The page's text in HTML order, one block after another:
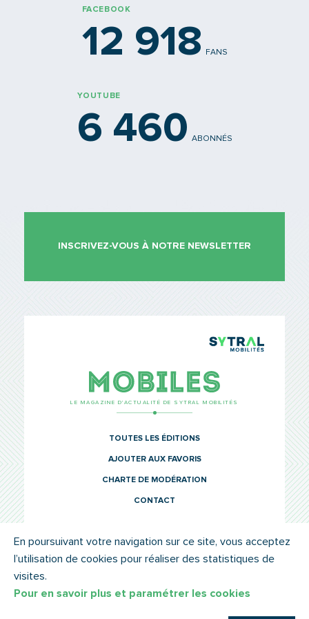
FACEBOOK
12 918 FANS
YOUTUBE
6 460 ABONNÉS
INSCRIVEZ-VOUS À NOTRE NEWSLETTER
LE MAGAZINE D’ACTUALITÉ DE SYTRAL MOBILITÉS
TOUTES LES ÉDITIONS
AJOUTER AUX FAVORIS
CHARTE DE MODÉRATION
CONTACT
© SYTRAL MOBILITÉS 2022 MENTIONS LÉGALES
En poursuivant votre navigation sur ce site, vous acceptez
l’utilisation de cookies pour réaliser des statistiques de
visites.
Pour en savoir plus et paramétrer les cookies